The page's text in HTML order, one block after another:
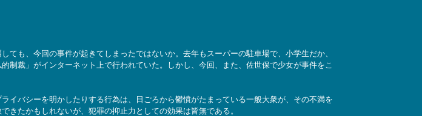
も、今回の事件が起きてしまったではないか。去年もスーパーの駐車場で、小学生だか、
制裁」がインターネット上で行われていた。しかし、今回、また、佐世保で少女が事件をこ
イバシーを明かしたりする行為は、日ごろから鬱憤がたまっている一般大衆が、その不満を
きたかもしれないが、犯罪の抑止力としての効果は皆無である。